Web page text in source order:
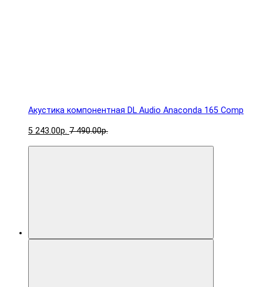
Акустика компонентная DL Audio Anaconda 165 Comp
5 243.00р. 7 490.00р.